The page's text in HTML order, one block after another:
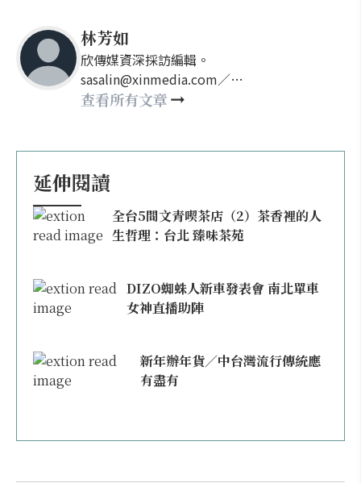
林芳如
欣傳媒資深採訪編輯。
sasalin@xinmedia.com／
happy21917@gmail.com
查看所有文章
延伸閱讀
全台5間文青喫茶店（2）茶香裡的人
生哲理：台北 臻味茶苑
DIZO蜘蛛人新車發表會 南北單車
女神直播助陣
新年辦年貨／中台灣流行傳統應
有盡有